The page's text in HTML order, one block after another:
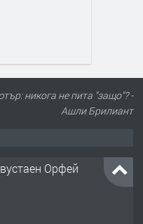
никога не пита "защо"? -
Ашли Брилиант
Орфей